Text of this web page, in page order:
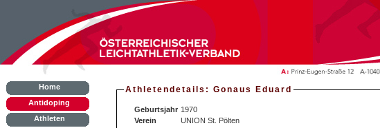
Home
Antidoping
Athleten
Athletendetails: Gonaus Eduard
Geburtsjahr 1970
Verein
UNION St. Pölten